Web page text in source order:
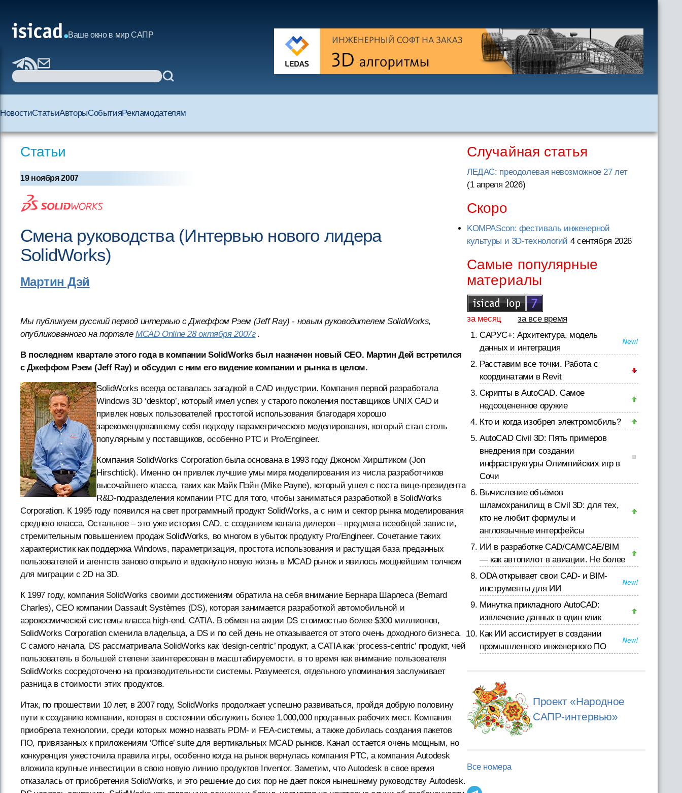
Ваше окно в мир САПР
НовостиСтатьиАвторыСобытияРекламодателям
Статьи
19 ноября 2007
Смена руководства (Интервью нового лидера
SolidWorks)
Мартин Дэй
Мы публикуем русский первод интервью с Джеффом Рэем (Jeff Ray) - новым руководителем SolidWorks,
опубликованного на портале MCAD Online 28 октября 2007г.
В последнем квартале этого года в компании SolidWorks был назначен новый CEO. Мартин Дей встретился
с Джеффом Рэем (Jeff Ray) и обсудил с ним его видение компании и рынка в целом.
SolidWorks всегда оставалась загадкой в CAD индустрии. Компания первой разработала
Windows 3D ‘desktop’, который имел успех у старого поколения поставщиков UNIX CAD и
привлек новых пользователей простотой использования благодаря хорошо
зарекомендовавшему себя подходу параметрического моделирования, который стал столь
популярным у поставщиков, особенно PTC и Pro/Engineer.
Компания SolidWorks Corporation была основана в 1993 году Джоном Хирштиком (Jon
Hirschtick). Именно он привлек лучшие умы мира моделирования из числа разработчиков
высочайшего класса, таких как Майк Пэйн (Mike Payne), который ушел с поста вице-президента
R&D-подразделения компании PTC для того, чтобы заниматься разработкой в SolidWorks
Corporation. К 1995 году появился на свет программный продукт SolidWorks, а с ним и сектор рынка моделирования
среднего класса. Остальное – это уже история CAD, с созданием канала дилеров – предмета всеобщей зависти,
стремительным повышением продаж SolidWorks, во многом в убыток продукту Pro/Engineer. Сочетание таких
характеристик как поддержка Windows, параметризация, простота использования и растущая база преданных
пользователей и агентств заново открыло и вдохнуло новую жизнь в MCAD рынок и явилось мощнейшим толчком
для миграции с 2D на 3D.
К 1997 году, компания SolidWorks своими достижениям обратила на себя внимание Бернара Шарлеса (Bernard
Charles), CEO компании Dassault Systèmes (DS), которая занимается разработкой автомобильной и
аэрокосмической системы класса high-end, CATIA. В обмен на акции DS стоимостью более $300 миллионов,
SolidWorks Corporation сменила владельца, а DS и по сей день не отказывается от этого очень доходного бизнеса.
С самого начала, DS рассматривала SolidWorks как ‘design-centric’ продукт, а CATIA как ‘process-centric’ продукт, чей
пользователь в большей степени заинтересован в масштабируемости, в то время как внимание пользователя
SolidWorks сосредоточено на производительности системы. Разумеется, отдельного упоминания заслуживает
разница в стоимости этих продуктов.
Итак, по прошествии 10 лет, в 2007 году, SolidWorks продолжает успешно развиваться, пройдя добрую половину
пути к созданию компании, которая в состоянии обслужить более 1,000,000 проданных рабочих мест. Компания
приобрела технологии, среди которых можно назвать PDM- и FEA-системы, а также добилась создания пакетов
ПО, привязанных к приложениям ‘Office’ suite для вертикальных MCAD рынков. Канал остается очень мощным, но
конкуренция ужесточила правила игры, особенно когда на рынок вернулась компания PTC, а компания Autodesk
вложила крупные инвестиции в свою новую линию продуктов Inventor. Заметим, что Autodesk в свое время
отказалась от приобретения SolidWorks, и это решение до сих пор не дает покоя нынешнему руководству Autodesk.
Случайная статья
ЛЕДАС: преодолевая невозможное 27 лет
(1 апреля 2026)
Скоро
KOMPAScon: фестиваль инженерной
культуры и 3D-технологий 4 сентября 2026
Самые популярные
материалы
за месяц
за все время
САРУС+: Архитектура, модель
данных и интеграция
Расставим все точки. Работа с
координатами в Revit
Скрипты в AutoCAD. Самое
недооцененное оружие
Кто и когда изобрел электромобиль?
AutoCAD Civil 3D: Пять примеров
внедрения при создании
инфраструктуры Олимпийских игр в
Сочи
Вычисление объёмов
шламохранилищ в Civil 3D: для тех,
кто не любит формулы и
англоязычные интерфейсы
ИИ в разработке CAD/CAM/CAE/BIM
— как автопилот в авиации. Не более
ODA открывает свои CAD- и BIM-
инструменты для ИИ
Минутка прикладного AutoCAD:
извлечение данных в один клик
Как ИИ ассистирует в создании
промышленного инженерного ПО
Проект «Народное
САПР-интервью»
Все номера